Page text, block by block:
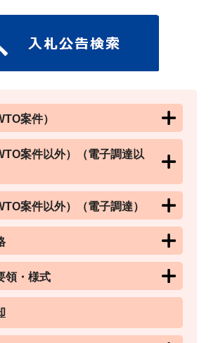
案件）
案件以外）（電子調達以
案件以外）（電子調達）
領・様式